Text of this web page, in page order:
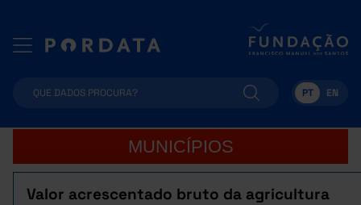
PT EN
MUNICÍPIOS
Valor acrescentado bruto da agricultura